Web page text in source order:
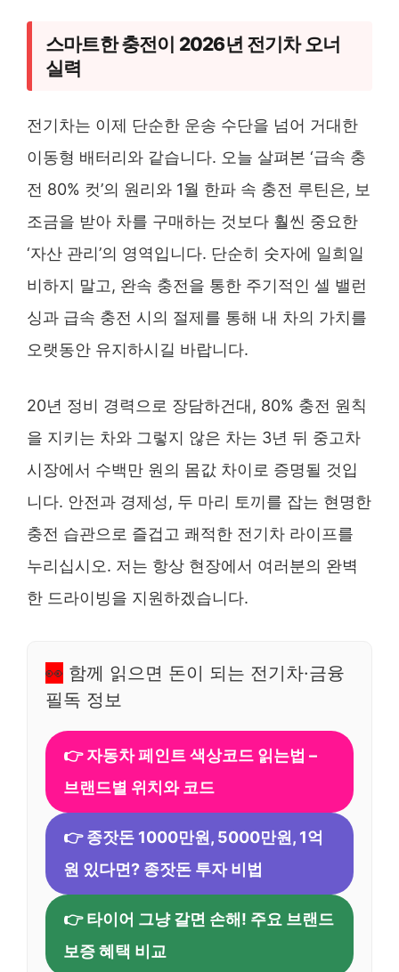
스마트한 충전이 2026년 전기차 오너
실력
전기차는 이제 단순한 운송 수단을 넘어 거대한
이동형 배터리와 같습니다. 오늘 살펴본 ‘급속 충
전 80% 컷’의 원리와 1월 한파 속 충전 루틴은, 보
조금을 받아 차를 구매하는 것보다 훨씬 중요한
‘자산 관리’의 영역입니다. 단순히 숫자에 일희일
비하지 말고, 완속 충전을 통한 주기적인 셀 밸런
싱과 급속 충전 시의 절제를 통해 내 차의 가치를
오랫동안 유지하시길 바랍니다.
20년 정비 경력으로 장담하건대, 80% 충전 원칙
을 지키는 차와 그렇지 않은 차는 3년 뒤 중고차
시장에서 수백만 원의 몸값 차이로 증명될 것입
니다. 안전과 경제성, 두 마리 토끼를 잡는 현명한
충전 습관으로 즐겁고 쾌적한 전기차 라이프를
누리십시오. 저는 항상 현장에서 여러분의 완벽
한 드라이빙을 지원하겠습니다.
👀 함께 읽으면 돈이 되는 전기차·금융
필독 정보
👉 자동차 페인트 색상코드 읽는법 –
브랜드별 위치와 코드
👉 종잣돈 1000만원, 5000만원, 1억
원 있다면? 종잣돈 투자 비법
👉 타이어 그냥 갈면 손해! 주요 브랜드
보증 혜택 비교